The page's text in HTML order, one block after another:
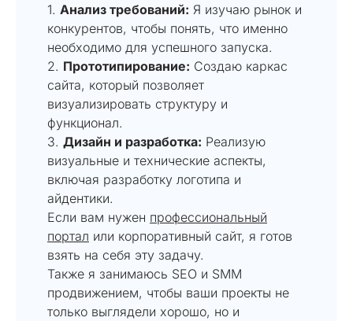
1. Анализ требований: Я изучаю рынок и
конкурентов, чтобы понять, что именно
необходимо для успешного запуска.
2. Прототипирование: Создаю каркас
сайта, который позволяет
визуализировать структуру и
функционал.
3. Дизайн и разработка: Реализую
визуальные и технические аспекты,
включая разработку логотипа и
айдентики.
Если вам нужен профессиональный
портал или корпоративный сайт, я готов
взять на себя эту задачу.
Также я занимаюсь SEO и SMM
продвижением, чтобы ваши проекты не
только выглядели хорошо, но и